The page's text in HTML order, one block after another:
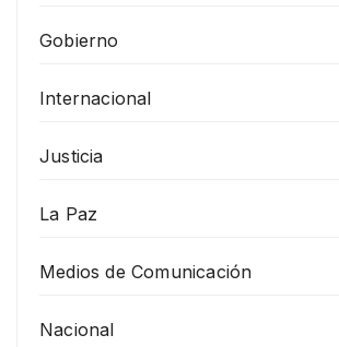
Gobierno
Internacional
Justicia
La Paz
Medios de Comunicación
Nacional